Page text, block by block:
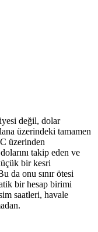
değil, dolar
üzerindeki tamamen
üzerinden
takip eden ve
bir kesri
da onu sınır ötesi
bir hesap birimi
saatleri, havale